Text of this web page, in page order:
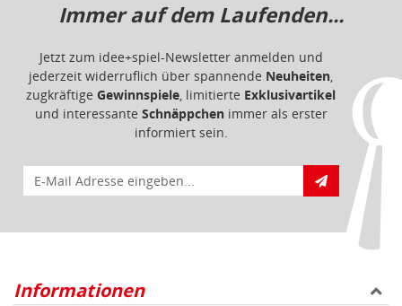
Immer auf dem Laufenden...
Jetzt zum idee+spiel-Newsletter anmelden und
jederzeit widerruflich über spannende Neuheiten,
zugkräftige Gewinnspiele, limitierte Exklusivartikel
und interessante Schnäppchenimmer als erster
informiert sein.
E-Mail für Newsletteranmeldung
Informationen